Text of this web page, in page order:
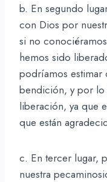
b. En segundo
con Dios por
si no
hemos sido
podríamos estimar
bendición, y por lo
liberación, ya que
que están
c. En tercer lugar,
nuestra